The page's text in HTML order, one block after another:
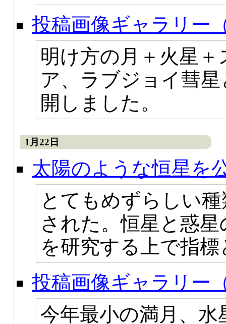
投稿画像ギャラリー
明け方の月＋火星
ア、ラブジョイ彗
開しました。
1月22日
太陽のような恒星を
とてもめずらしい
された。恒星と惑
を研究する上で指
投稿画像ギャラリー
今年最小の満月、